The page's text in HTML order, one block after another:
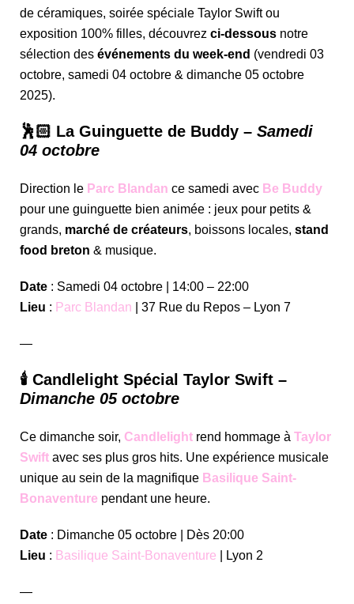
de céramiques, soirée spéciale Taylor Swift ou
exposition 100% filles, découvrez ci-dessous notre
sélection des événements du week-end (vendredi 03
octobre, samedi 04 octobre & dimanche 05 octobre
2025).
🕺🏻 La Guinguette de Buddy – Samedi
04 octobre
Direction le Parc Blandan ce samedi avec Be Buddy
pour une guinguette bien animée : jeux pour petits &
grands, marché de créateurs, boissons locales, stand
food breton & musique.
Date : Samedi 04 octobre | 14:00 – 22:00
Lieu : Parc Blandan | 37 Rue du Repos – Lyon 7
—
🕯️ Candlelight Spécial Taylor Swift –
Dimanche 05 octobre
Ce dimanche soir, Candlelight rend hommage à Taylor
Swift avec ses plus gros hits. Une expérience musicale
unique au sein de la magnifique Basilique Saint-
Bonaventure pendant une heure.
Date : Dimanche 05 octobre | Dès 20:00
Lieu : Basilique Saint-Bonaventure | Lyon 2
—